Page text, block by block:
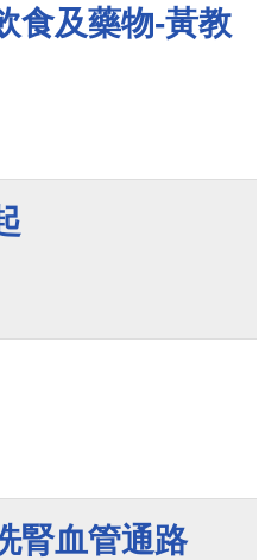
食及藥物-黃教
腎血管通路